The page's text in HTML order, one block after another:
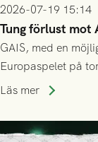
2026-07-19 15:14
Tung förlust mot
GAIS, med en
Europaspelet på
Stockholm . Men
lyckades få in 2-0.
Läs mer